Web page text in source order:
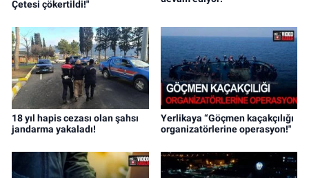
Çetesi çökertildi!"
18 yıl hapis cezası olan şahsı
jandarma yakaladı!
Yerlikaya “Göçmen kaçakçılığı
organizatörlerine operasyon!"